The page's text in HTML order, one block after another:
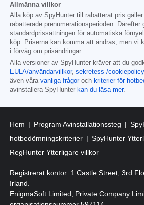
Allmänna villkor
Alla köp av SpyHunter till rabatterat pris
rabatterade prenumerationsperioden. Därefter
standardprissättningen för automatiska
köp. Priserna kan komma att ändras, men vi
i förväg om prisändringar.
Alla versioner av SpyHunter kräver att du
EULA/användarvillkor, sekretess-/cookiepolicy
även våra vanliga frågoroch kriterier för
avinstallera SpyHunter kan du läsa mer.
Hem Program Avinstallationssteg
hotbedömningskriterier
SpyHunter
RegHunter Ytterligare villkor
Registrerat kontor: 1 Castle Street, 3rd
Irland.
EnigmaSoft Limited, Private Company